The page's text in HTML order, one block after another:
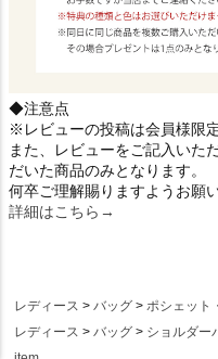
◆注意点
※レビューの投稿は会員様限
また、レビューをご記入いた
だいた商品のみとなります。
何卒ご理解賜りますようお願
詳細はこちら→
レディース バッグ ポシェット
レディース
バッグ ショルダー